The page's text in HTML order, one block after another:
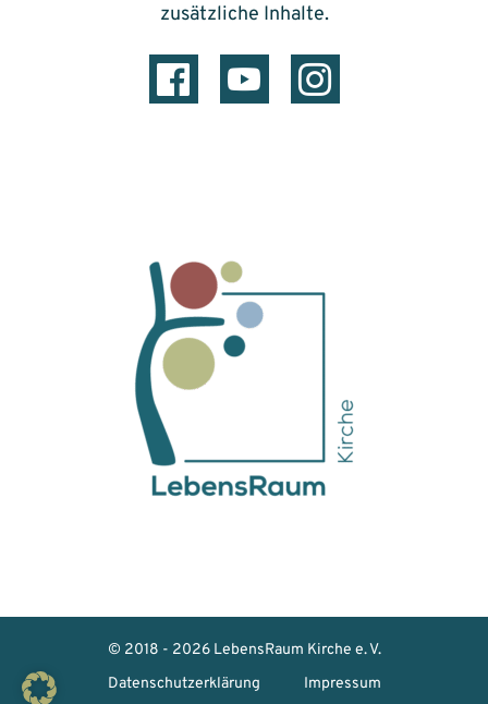
zusätzliche Inhalte.
© 2018 - 2026 LebensRaum Kirche e. V.
Datenschutzerklärung
Impressum